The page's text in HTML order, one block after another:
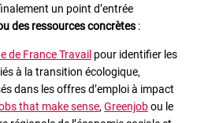
un point d’entrée
des ressources concrètes :
de France Travail pour identifier les
à la transition écologique,
dans les offres d’emploi à impact
that make sense, Greenjobou le